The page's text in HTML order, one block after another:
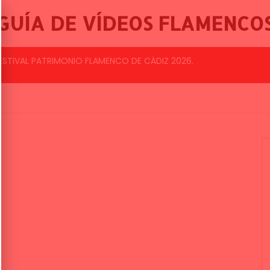
GUÍA DE VÍDEOS
INTERNACIONAL DE CANTE FLAMENCO DE LO FERRO